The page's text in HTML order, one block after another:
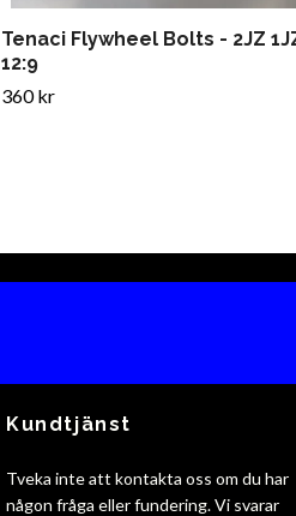
Tenaci Flywheel Bolts - 2JZ
12:9
360 kr
Kundtjänst
Tveka inte att kontakta oss om du har
någon fråga eller fundering. Vi svarar